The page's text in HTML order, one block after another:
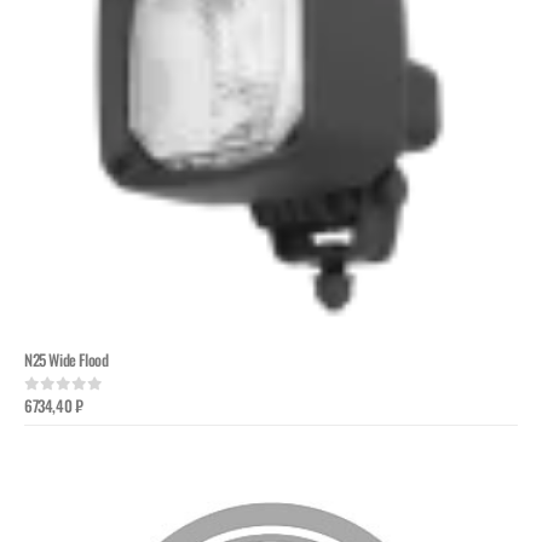
N25 Wide Flood
0out of 5
6734,40₽